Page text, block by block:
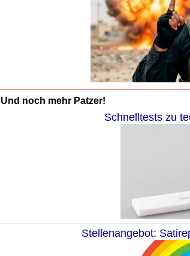
Und noch mehr Patzer!
Schnelltests zu
Stellenangebot: